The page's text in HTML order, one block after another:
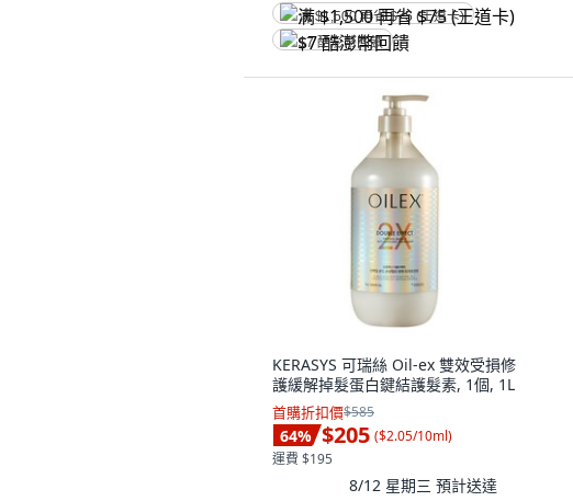
满 $1,500 再省 $75 (王道卡)
$7 酷澎幣回饋
KERASYS 可瑞絲 Oil-ex 雙效受損修
護緩解掉髮蛋白鍵結護髮素, 1個, 1L
首購折扣價$585
64% $205 ($2.05/10ml)
運費 $195
8/12 星期三 預計送達